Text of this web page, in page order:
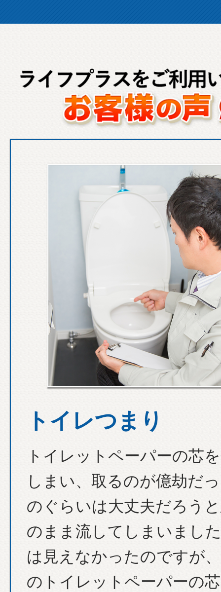
トイレつまり
トイレットペーパーの芯
しまい、取るのが億劫だ
のぐらいは大丈夫だろう
のまま流してしまいまし
は見えなかったのですが
のトイレットペーパーの